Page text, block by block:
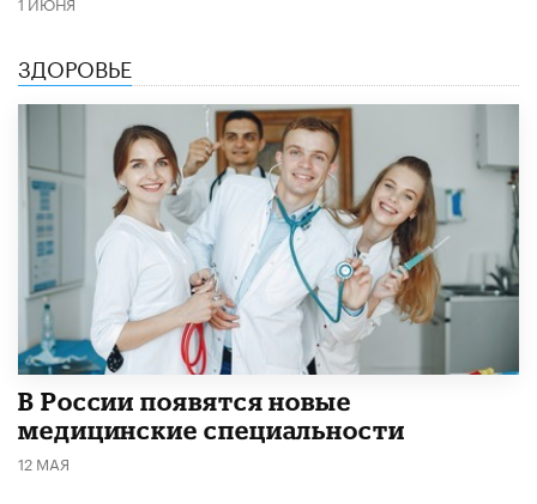
ЗДОРОВЬЕ
В России появятся новые
медицинские специальности
12 МАЯ